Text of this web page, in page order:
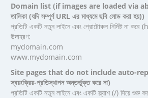
Domain list (if images are loaded via
তালিকা (যদি সম্পূর্ণ URL এর মাধ্যমে ছবি লোড করা হয়))
প্রতিটি একটি নতুন লাইনে এবং প্রোটোকল নির্দিষ্ট না
উদাহরণ:
mydomain.com
www.mydomain.com
Site pages that do not include auto-
স্বয়ংক্রিয়-প্রতিস্থাপন অন্তর্ভুক্ত করে না)
প্রতিটি একটি নতুন লাইনে এবং একটি স্ল্যাশ (/) দিয়ে শুরু